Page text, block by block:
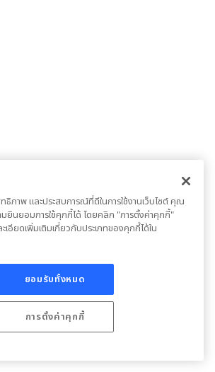
ทธิภาพ และประสบการณ์ที่ดีในการใช้งานเว็บไซต์ คุณ
มยินยอมการใช้คุกกี้ได้ โดยคลิก "การตั้งค่าคุกกี้"
เอียดเพิ่มเติมเกี่ยวกับประเภทของคุกกี้ได้ใน
ยอมรับทั้งหมด
การตั้งค่าคุกกี้